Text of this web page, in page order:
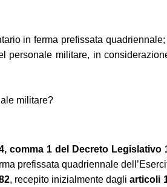
in ferma prefissata
militare, in
militare?
comma 1 del Decreto Legislativo
prefissata quadriennale
, recepito inizialmente dagliarticoli